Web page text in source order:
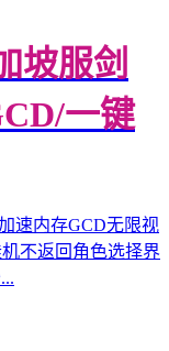
坡服剑
一键
速内存GCD无限视
不返回角色选择界